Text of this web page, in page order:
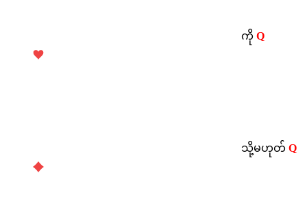
ကို Q
သို့မဟုတ် Q